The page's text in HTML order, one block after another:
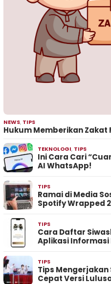
NEWS, TIPS
Hukum Memberikan Zakat
TEKNOLOGI, TIPS
Ini Cara Cari
AI WhatsApp!
TIPS
Ramai di Media
Spotify Wrapped
TIPS
Cara Daftar
Aplikasi Informasi
TIPS
Tips Mengerjakan
Cepat Versi